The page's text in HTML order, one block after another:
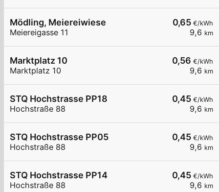
0,65 €/kWh
9,6 km
Mödling, Meiereiwiese
Meiereigasse 11
0,56 €/kWh
9,6 km
Marktplatz 10
Marktplatz 10
0,45 €/kWh
9,6 km
STQ Hochstrasse PP18
Hochstraße 88
0,45 €/kWh
9,6 km
STQ Hochstrasse PP05
Hochstraße 88
0,45 €/kWh
9,6 km
STQ Hochstrasse PP14
Hochstraße 88